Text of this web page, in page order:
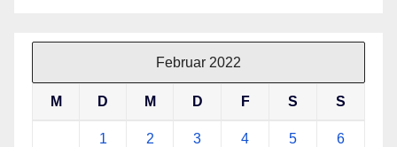
Februar 2022
M D M D F S S
1 2 3 4 5 6